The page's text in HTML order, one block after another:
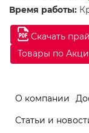
Скачать
Товары по
Время работы:
О компании
Статьи и